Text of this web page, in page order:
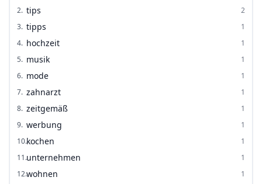
2. tips
2
3. tipps
1
4. hochzeit
1
5. musik
1
6. mode
1
7. zahnarzt
1
8. zeitgemäß
1
9. werbung
1
10.kochen
1
11.unternehmen
1
12.wohnen
1